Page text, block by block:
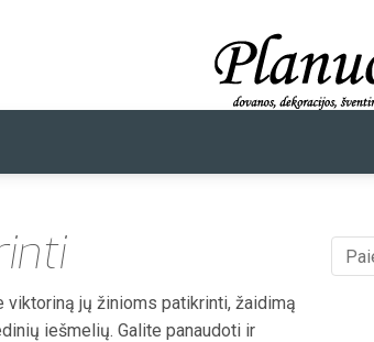
viktoriną jų žinioms patikrinti, žaidimą
iešmelių. Galite panaudoti ir